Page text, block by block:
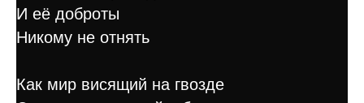
И её доброты
Никому не отнять
Как мир висящий на гвозде